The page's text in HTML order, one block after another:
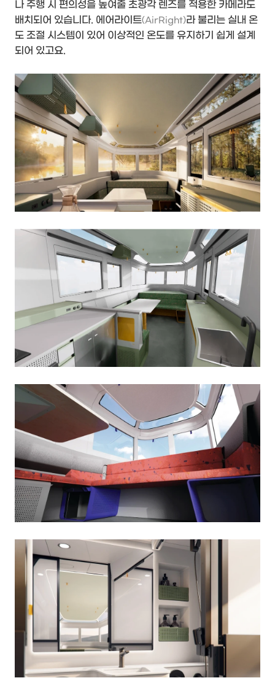
나 주행 시 편의성을 높여줄 초광각 렌즈를 적용한 카메라도
배치되어 있습니다. 에어라이트(AirRight)라 불리는 실내 온
도 조절 시스템이 있어 이상적인 온도를 유지하기 쉽게 설계
되어 있고요.